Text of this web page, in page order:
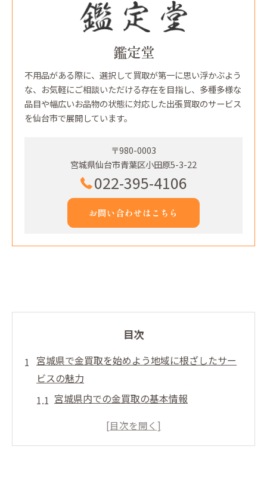
鑑定堂
不用品がある際に、選択して買取が第一に思い浮かぶよう
な、お気軽にご相談いただける存在を目指し、多種多様な
品目や幅広いお品物の状態に対応した出張買取のサービス
を仙台市で展開しています。
〒980-0003
宮城県仙台市青葉区小田原5-3-22
022-395-4106
お問い合わせはこちら
目次
宮城県で金買取を始めよう地域に根ざしたサー
ビスの魅力
宮城県内での金買取の基本情報
地域密着型サービスが選ばれる理由